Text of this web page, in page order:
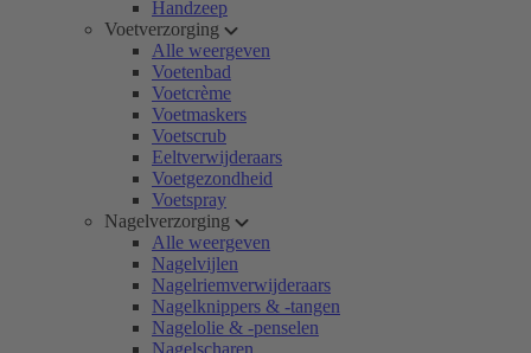
Handzeep
Voetverzorging
Alle weergeven
Voetenbad
Voetcrème
Voetmaskers
Voetscrub
Eeltverwijderaars
Voetgezondheid
Voetspray
Nagelverzorging
Alle weergeven
Nagelvijlen
Nagelriemverwijderaars
Nagelknippers & -tangen
Nagelolie & -penselen
Nagelscharen